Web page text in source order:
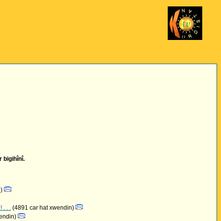
bigihînî.
. . . (4891 car hat xwendin)